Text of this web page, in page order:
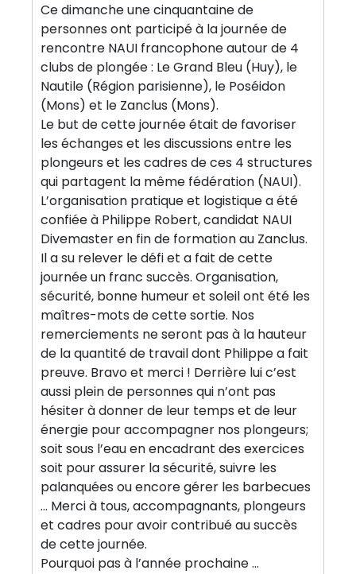
Ce dimanche une cinquantaine de
personnes ont participé à la journée de
rencontre NAUI francophone autour de 4
clubs de plongée : Le Grand Bleu (Huy), le
Nautile (Région parisienne), le Poséidon
(Mons) et le Zanclus (Mons).
Le but de cette journée était de favoriser
les échanges et les discussions entre les
plongeurs et les cadres de ces 4 structures
qui partagent la même fédération (NAUI).
L’organisation pratique et logistique a été
confiée à Philippe Robert, candidat NAUI
Divemaster en fin de formation au Zanclus.
Il a su relever le défi et a fait de cette
journée un franc succès. Organisation,
sécurité, bonne humeur et soleil ont été les
maîtres-mots de cette sortie. Nos
remerciements ne seront pas à la hauteur
de la quantité de travail dont Philippe a fait
preuve. Bravo et merci ! Derrière lui c’est
aussi plein de personnes qui n’ont pas
hésiter à donner de leur temps et de leur
énergie pour accompagner nos plongeurs;
soit sous l’eau en encadrant des exercices
soit pour assurer la sécurité, suivre les
palanquées ou encore gérer les barbecues
… Merci à tous, accompagnants, plongeurs
et cadres pour avoir contribué au succès
de cette journée.
Pourquoi pas à l’année prochaine …